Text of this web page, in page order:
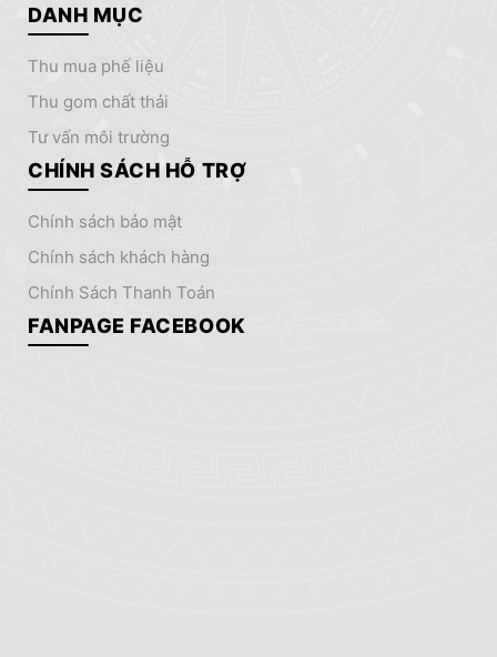
DANH MỤC
thu mua phế liệu
thu gom chất thải
tư vấn môi trường
CHÍNH SÁCH HỖ TRỢ
chính sách bảo mật
chính sách khách hàng
Chính Sách Thanh Toán
FANPAGE FACEBOOK